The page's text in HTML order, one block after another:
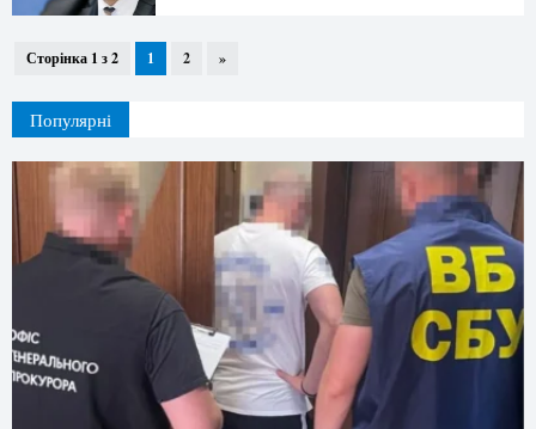
Сторінка 1 з 2 1 2 »
Популярні